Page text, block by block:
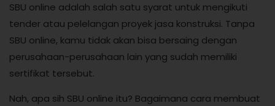
SBU online adalah salah satu syarat untuk mengikuti
tender atau pelelangan proyek jasa konstruksi. Tanpa
SBU online, kamu tidak akan bisa bersaing dengan
perusahaan-perusahaan lain yang sudah memiliki
sertifikat tersebut.
Nah, apa sih SBU online itu? Bagaimana cara membuat